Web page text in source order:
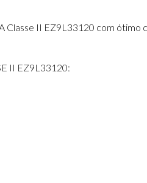
II EZ9L33120 com
II EZ9L33120: